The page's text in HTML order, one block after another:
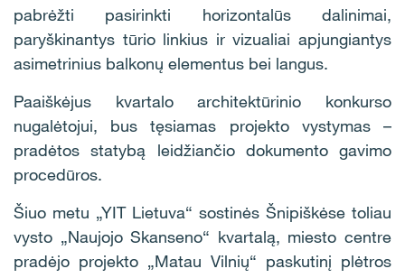
pabrėžti pasirinkti horizontalūs dalinimai,
paryškinantys tūrio linkius ir vizualiai apjungiantys
asimetrinius balkonų elementus bei langus.
Paaiškėjus kvartalo architektūrinio konkurso
nugalėtojui, bus tęsiamas projekto vystymas –
pradėtos statybą leidžiančio dokumento gavimo
procedūros.
Šiuo metu „YIT Lietuva“ sostinės Šnipiškėse toliau
vysto „Naujojo Skanseno“ kvartalą, miesto centre
pradėjo projekto „Matau Vilnių“ paskutinį plėtros